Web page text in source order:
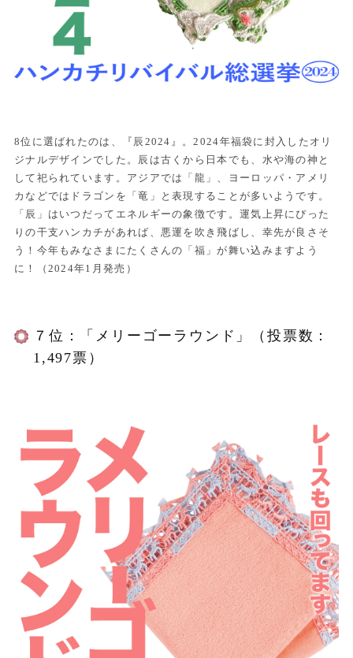
8位に選ばれたのは、『辰2024』。2024年福袋に封入したオリ
ジナルデザインでした。辰は古くから日本でも、水や海の神と
して祀られています。アジアでは「龍」、ヨーロッパ・アメリ
カなどではドラゴンを「竜」と表現することが多いようです。
「辰」はいつだってエネルギーの象徴です。運気上昇にぴった
りの干支ハンカチがあれば、悪運を吹き飛ばし、幸先が良さそ
う！今年もみなさまにたくさんの「福」が舞い込みますよう
に！（2024年1月発売）
７位：「メリーゴーラウンド」（投票数：
1,497票）